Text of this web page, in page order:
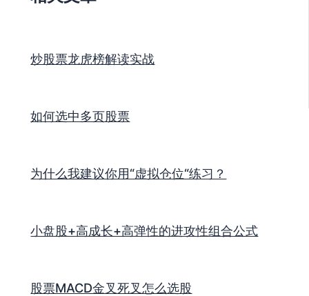
炒股票龙虎榜解读实战
如何选中多页股票
为什么我建议你用“虚拟仓位“练习？
小盘股+高成长+高弹性的进攻性组合公式
股票MACD金叉死叉怎么选股